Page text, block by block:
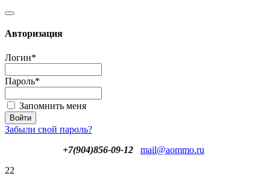
Авторизация
Логин*
Пароль*
Запомнить меня
Забыли свой пароль?
+7(904)856-09-12
mail@aommo.ru
22